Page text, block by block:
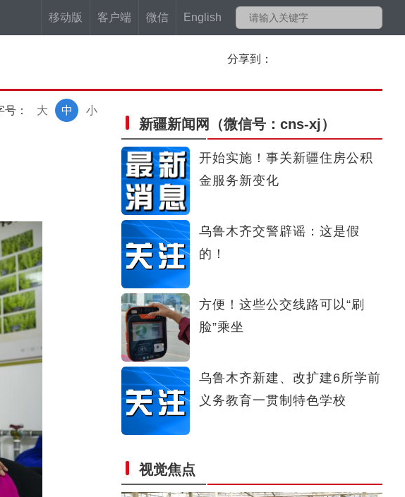
移动版 客户端 微信 English
分享到：
号： 小
中
大
新疆新闻网 （微信号：cns-xj）
开始实施！事关新疆住房公积
金服务新变化
乌鲁木齐交警辟谣：这是假
的！
方便！这些公交线路可以“刷
脸”乘坐
乌鲁木齐新建、改扩建6所学前
义务教育一贯制特色学校
视觉焦点
新疆阿克苏地区医疗专家义诊到村
新疆温宿县：果农争春早 大棚樱桃管理正当